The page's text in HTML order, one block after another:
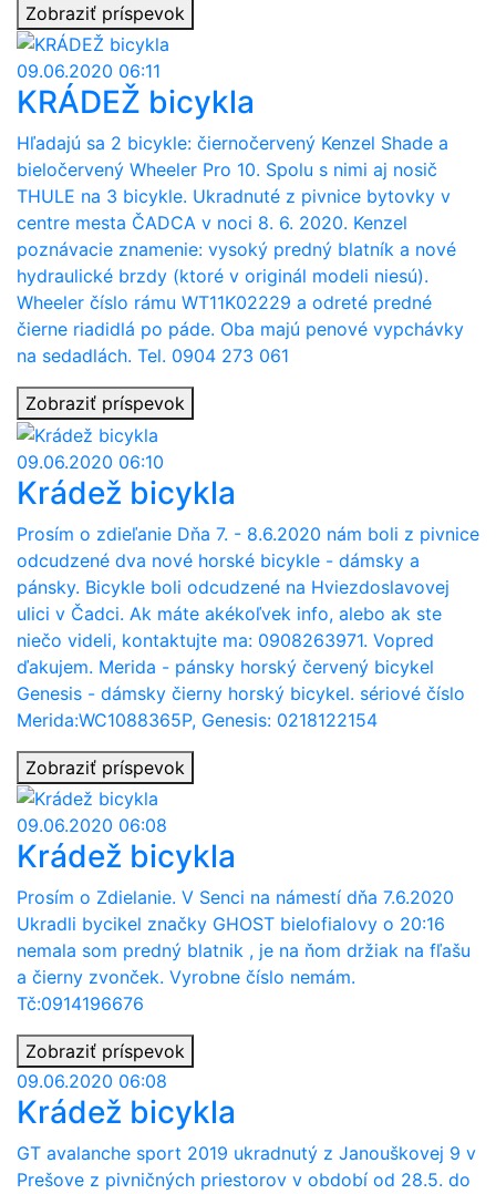
Zobraziť príspevok
09.06.2020 06:11
KRÁDEŽ bicykla
Hľadajú sa 2 bicykle: čiernočervený Kenzel Shade a
bieločervený Wheeler Pro 10. Spolu s nimi aj nosič
THULE na 3 bicykle. Ukradnuté z pivnice bytovky v
centre mesta ČADCA v noci 8. 6. 2020. Kenzel
poznávacie znamenie: vysoký predný blatník a nové
hydraulické brzdy (ktoré v originál modeli niesú).
Wheeler číslo rámu WT11K02229 a odreté predné
čierne riadidlá po páde. Oba majú penové vypchávky
na sedadlách. Tel. 0904 273 061
Zobraziť príspevok
09.06.2020 06:10
Krádež bicykla
Prosím o zdieľanie Dňa 7. - 8.6.2020 nám boli z pivnice
odcudzené dva nové horské bicykle - dámsky a
pánsky. Bicykle boli odcudzené na Hviezdoslavovej
ulici v Čadci. Ak máte akékoľvek info, alebo ak ste
niečo videli, kontaktujte ma: 0908263971. Vopred
ďakujem. Merida - pánsky horský červený bicykel
Genesis - dámsky čierny horský bicykel. sériové číslo
Merida:WC1088365P, Genesis: 0218122154
Zobraziť príspevok
09.06.2020 06:08
Krádež bicykla
Prosím o Zdielanie. V Senci na námestí dňa 7.6.2020
Ukradli bycikel značky GHOST bielofialovy o 20:16
nemala som predný blatnik , je na ňom držiak na fľašu
a čierny zvonček. Vyrobne číslo nemám.
Tč:0914196676
Zobraziť príspevok
09.06.2020 06:08
Krádež bicykla
GT avalanche sport 2019 ukradnutý z Janouškovej 9 v
Prešove z pivničných priestorov v období od 28.5. do